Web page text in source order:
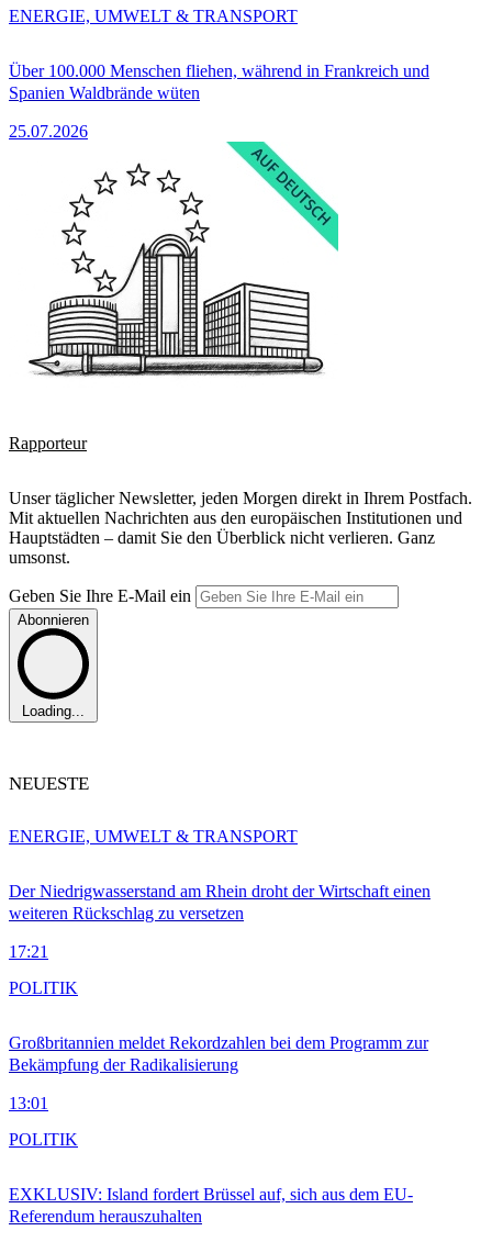
Über 100.000 Menschen fliehen, während in Frankreich und
Spanien Waldbrände wüten
25.07.2026
ENERGIE, UMWELT & TRANSPORT
Rapporteur
Unser täglicher Newsletter, jeden Morgen direkt in Ihrem Postfach.
Mit aktuellen Nachrichten aus den europäischen Institutionen und
Hauptstädten – damit Sie den Überblick nicht verlieren. Ganz
umsonst.
Geben Sie Ihre E-Mail ein
Abonnieren
Loading...
NEUESTE
Der Niedrigwasserstand am Rhein droht der Wirtschaft einen
weiteren Rückschlag zu versetzen
17:21
ENERGIE, UMWELT & TRANSPORT
Großbritannien meldet Rekordzahlen bei dem Programm zur
Bekämpfung der Radikalisierung
13:01
POLITIK
EXKLUSIV: Island fordert Brüssel auf, sich aus dem EU-
Referendum herauszuhalten
POLITIK